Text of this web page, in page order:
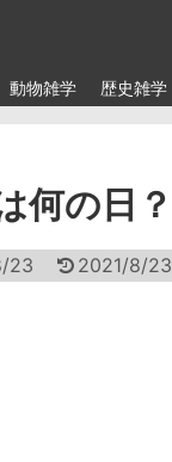
動物雑学 歴史雑学
何の日？
23 2021/8/23